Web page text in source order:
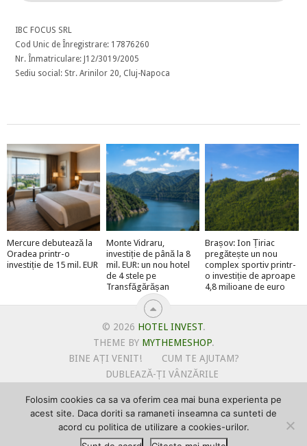
IBC FOCUS SRL
Cod Unic de Înregistrare: 17876260
Nr. Înmatriculare: J12/3019/2005
Sediu social: Str. Arinilor 20, Cluj-Napoca
Mercure debutează la
Oradea printr-o
investiție de 15 mil. EUR
Monte Vidraru,
investiție de până la 8
mil. EUR: un nou hotel
de 4 stele pe
Transfăgărășan
Brașov: Ion Țiriac
pregătește un nou
complex sportiv printr-
o investiție de aproape
4,8 milioane de euro
© 2026 HOTEL INVEST.
THEME BY MYTHEMESHOP.
BINE AȚI VENIT!
CUM TE AJUTAM?
DUBLEAZĂ-ȚI VÂNZĂRILE
POLITICA DE UTILIZARE COOKIE-URI
PRIMEȘTI GRATUIT MEGA-CADOURI LA ABONARE
PROMOVEAZĂ-TE PE HOTELINVEST
Folosim cookies ca sa va oferim cea mai buna experienta pe
acest site. Daca doriti sa ramaneti inseamna ca sunteti de
acord cu politica de utilizare a cookies-urilor.